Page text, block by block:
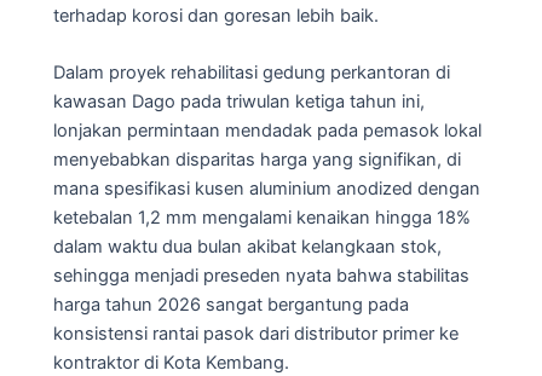
terhadap korosi dan goresan lebih baik.
Dalam proyek rehabilitasi gedung perkantoran di
kawasan Dago pada triwulan ketiga tahun ini,
lonjakan permintaan mendadak pada pemasok lokal
menyebabkan disparitas harga yang signifikan, di
mana spesifikasi kusen aluminium anodized dengan
ketebalan 1,2 mm mengalami kenaikan hingga 18%
dalam waktu dua bulan akibat kelangkaan stok,
sehingga menjadi preseden nyata bahwa stabilitas
harga tahun 2026 sangat bergantung pada
konsistensi rantai pasok dari distributor primer ke
kontraktor di Kota Kembang.